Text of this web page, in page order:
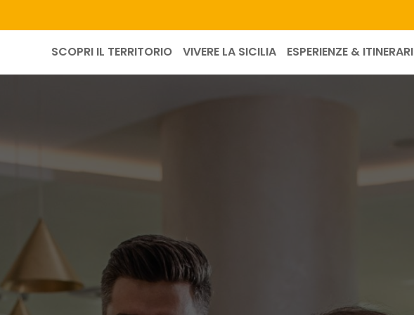
SCOPRI IL TERRITORIO VIVERE LA SICILIA ESPERIENZE & ITINERARI